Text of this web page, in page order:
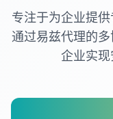
专注于为企业提供
通过易兹代理的
企业实现